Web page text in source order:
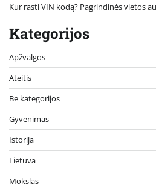
Kur rasti VIN kodą? Pagrindinės vietos
Kategorijos
Apžvalgos
Ateitis
Be kategorijos
Gyvenimas
Istorija
Lietuva
Mokslas